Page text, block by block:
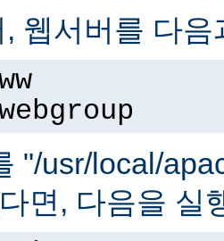
웹서버를 다
"/usr/local/
면, 다음을 실